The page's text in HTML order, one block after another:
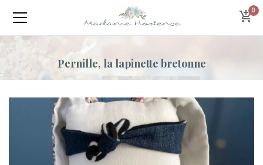
0
Pernille, la lapinette bretonne